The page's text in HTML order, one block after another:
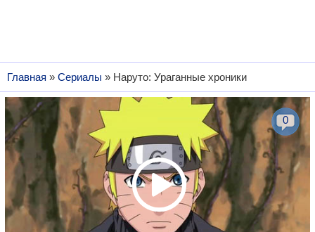
Главная » Сериалы » Наруто: Ураганные хроники
0